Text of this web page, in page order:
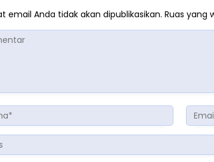
email Anda tidak akan dipublikasikan. Ruas yang